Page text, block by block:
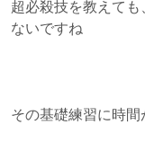
超必殺技を教えても
ないですね
その基礎練習に時